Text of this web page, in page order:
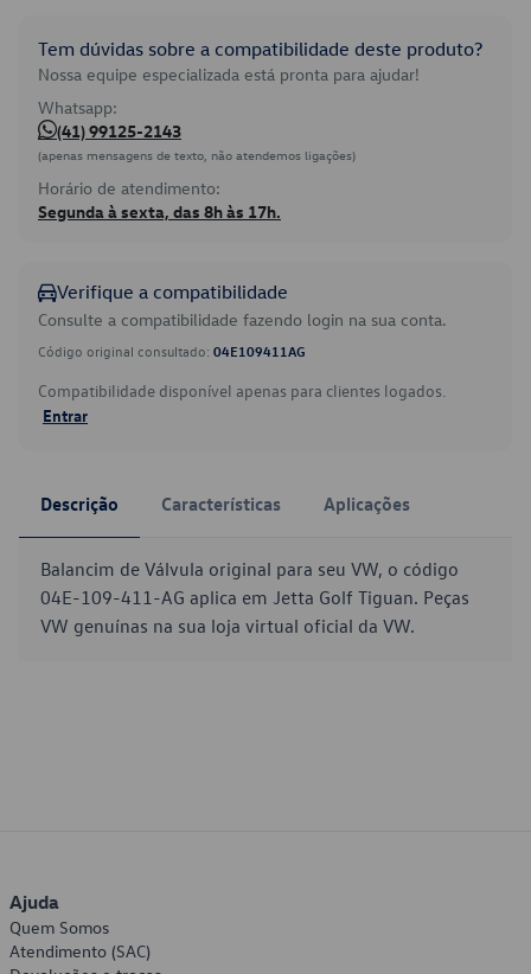
Tem dúvidas sobre a compatibilidade deste produto?
Nossa equipe especializada está pronta para ajudar!
Whatsapp:
(41) 99125-2143
(apenas mensagens de texto, não atendemos ligações)
Horário de atendimento:
Segunda à sexta, das 8h às 17h.
Verifique a compatibilidade
Consulte a compatibilidade fazendo login na sua conta.
Código original consultado: 04E109411AG
Compatibilidade disponível apenas para clientes logados.
Entrar
Descrição Características Aplicações
Balancim de Válvula original para seu VW, o código
04E-109-411-AG aplica em Jetta Golf Tiguan. Peças
VW genuínas na sua loja virtual oficial da VW.
Ajuda
Quem Somos
Atendimento (SAC)